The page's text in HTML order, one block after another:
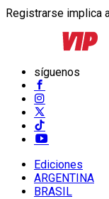
Registrarse implica
síguenos
Ediciones
ARGENTINA
BRASIL